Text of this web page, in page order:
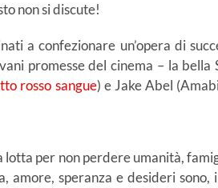
non si discute!
a confezionare un’opera di
promesse del cinema – la bella
rosso sangue) e Jake Abel
per non perdere umanità,
amore, speranza e desideri